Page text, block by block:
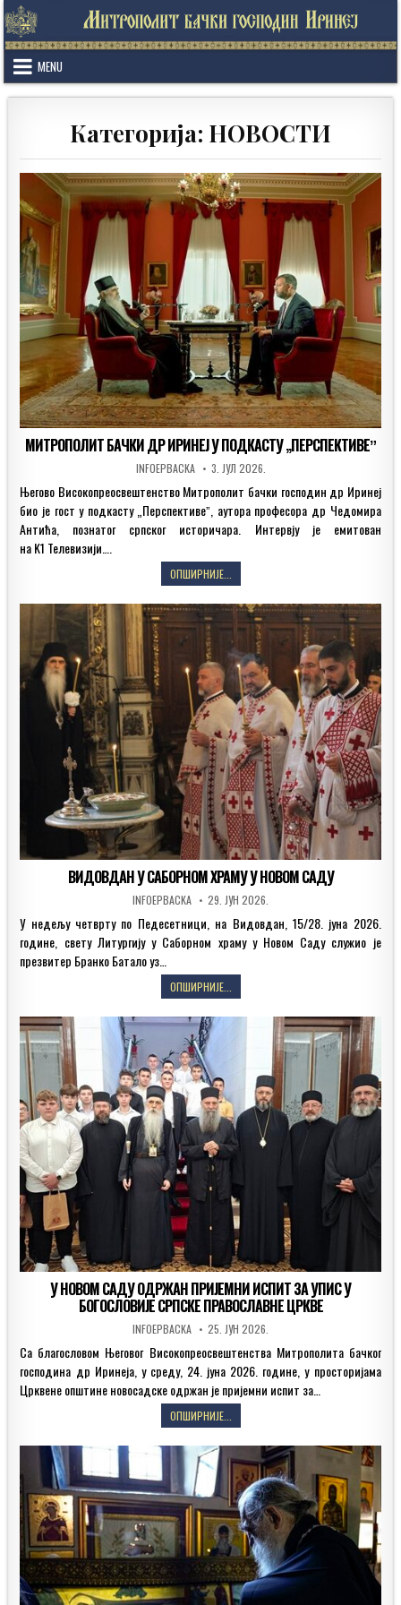
Skip
to
content
MENU
Категорија: НОВОСТИ
МИТРОПОЛИТ БАЧКИ ДР ИРИНЕЈ У ПОДКАСТУ „ПЕРСПЕКТИВЕˮ
AUTHOR:
INFOEPBACKA PUBLISHED
DATE:
3. ЈУЛ 2026.
Његово Високопреосвештенство Митрополит бачки господин др Иринеј
био је гост у подкасту „Перспективеˮ, аутора професора др Чедомира
Антића, познатог српског историчара. Интервју је емитован
на K1 Телевизији….
ОПШИРНИЈЕ...
БАЧКИ
ДР
ИРИНЕЈ
ПОДКАСТУ
„ПЕРСПЕКТИВЕˮ
ВИДОВДАН У САБОРНОМ ХРАМУ У НОВОМ САДУ
AUTHOR:
INFOEPBACKA PUBLISHED
DATE:
29. ЈУН 2026.
У недељу четврту по Педесетници, на Видовдан, 15/28. јуна 2026.
године, свету Литургију у Саборном храму у Новом Саду служио је
презвитер Бранко Батало уз…
ОПШИРНИЈЕ...
У
САБОРНОМ
У НОВОМ САДУ ОДРЖАН ПРИЈЕМНИ ИСПИТ ЗА УПИС У
БОГОСЛОВИЈЕ СРПСКЕ ПРАВОСЛАВНЕ ЦРКВЕ
AUTHOR:
INFOEPBACKA PUBLISHED
DATE:
25. ЈУН 2026.
Са благословом Његовог Високопреосвештенства Митрополита бачког
господина др Иринеја, у среду, 24. јуна 2026. године, у просторијама
Црквене општине новосадске одржан је пријемни испит за…
ОПШИРНИЈЕ...
НОВОМ
САДУ
ОДРЖАН
ПРИЈЕМНИ
ИСПИТ
ЗА
УПИС
У
БОГОСЛОВИЈЕ
СРПСКЕ
ПРАВОСЛАВНЕ
ЦРКВЕ